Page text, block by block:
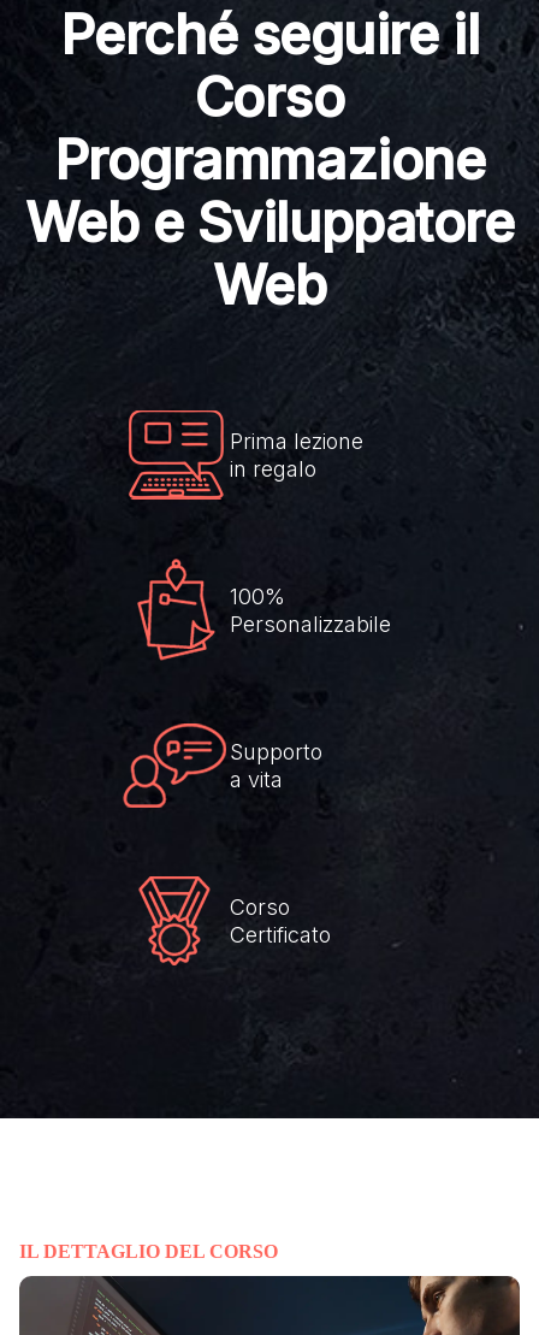
Perché seguire il
Corso
Programmazione
Web e Sviluppatore
Web
Prima lezione
in regalo
100%
Personalizzabile
Supporto
a vita
Corso
Certificato
IL DETTAGLIO DEL CORSO